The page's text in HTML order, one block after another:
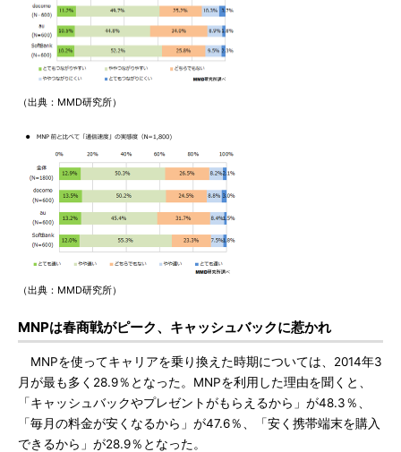
（出典：MMD研究所）
（出典：MMD研究所）
MNPは春商戦がピーク、キャッシュバックに惹かれ
MNPを使ってキャリアを乗り換えた時期については、2014年3
月が最も多く28.9％となった。MNPを利用した理由を聞くと、
「キャッシュバックやプレゼントがもらえるから」が48.3％、
「毎月の料金が安くなるから」が47.6％、「安く携帯端末を購入
できるから」が28.9％となった。